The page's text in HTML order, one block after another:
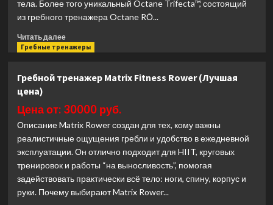
тела. Более того уникальный Octane Trifecta™, состоящий
из гребного тренажера Octane RŌ...
Читать далееПрочитать
больше
тренажер
RO
(Лучшая
цена)
Гребные тренажеры
Гребной тренажер Matrix Fitness Rower (Лучшая
цена)
Цена от: 30000 руб.
Описание Matrix Rower создан для тех, кому важны
реалистичные ощущения гребли и удобство в ежедневной
эксплуатации. Он отлично подходит для HIIT, круговых
тренировок и работы “на выносливость”, помогая
задействовать практически всё тело: ноги, спину, корпус и
руки. Почему выбирают Matrix Rower...